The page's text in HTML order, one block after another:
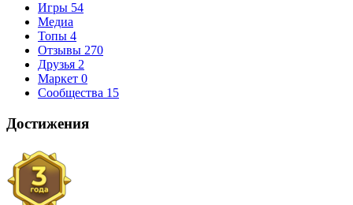
Игры 54
Медиа
Топы 4
Отзывы 270
Друзья 2
Маркет 0
Сообщества 15
Достижения